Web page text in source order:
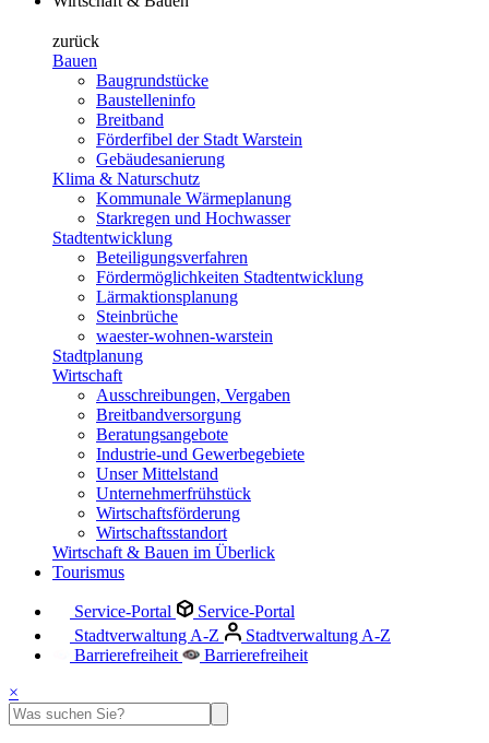
zurück
Bauen
Baugrundstücke
Baustelleninfo
Breitband
Förderfibel der Stadt Warstein
Gebäudesanierung
Klima & Naturschutz
Kommunale Wärmeplanung
Starkregen und Hochwasser
Stadtentwicklung
Beteiligungsverfahren
Fördermöglichkeiten Stadtentwicklung
Lärmaktionsplanung
Steinbrüche
waester-wohnen-warstein
Stadtplanung
Wirtschaft
Ausschreibungen, Vergaben
Breitbandversorgung
Beratungsangebote
Industrie-und Gewerbegebiete
Unser Mittelstand
Unternehmerfrühstück
Wirtschaftsförderung
Wirtschaftsstandort
Wirtschaft & Bauen im Überlick
Tourismus
Service-Portal
Service-Portal
Stadtverwaltung A-Z
Stadtverwaltung A-Z
Barrierefreiheit
Barrierefreiheit
×